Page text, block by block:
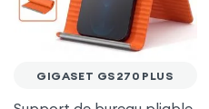
GIGASET GS270 PLUS